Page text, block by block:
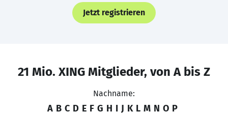
Jetzt registrieren
21 Mio. XING Mitglieder, von A bis Z
Nachname:
A B C D E F G H I J K L M N O P